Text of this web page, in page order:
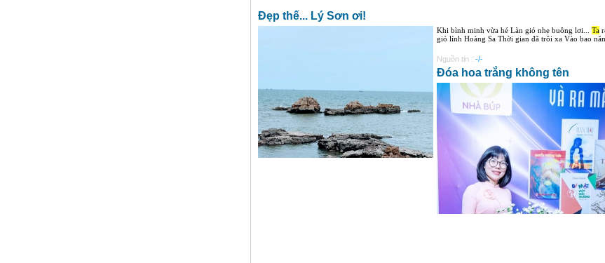
Đẹp thế... Lý Sơn ơi!
Khi bình minh vừa hé Làn gió nhẹ buông lơi... Ta
gió lính Hoàng Sa Thời gian đã trôi xa Vào bao
Nguồn tin : -/-
Đóa hoa trắng không tên